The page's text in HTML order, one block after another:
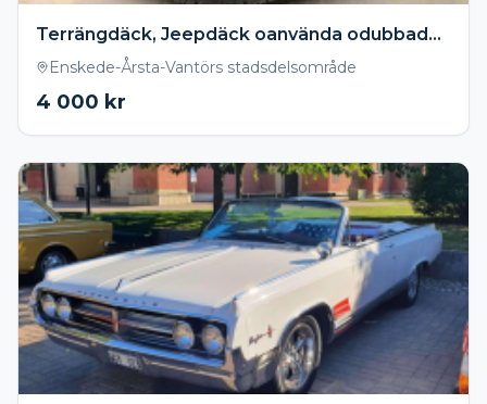
Terrängdäck, Jeepdäck oanvända odubbade 225x70x15. 100T Dunlop på GM fälg
Enskede-Årsta-Vantörs stadsdelsområde
4 000 kr